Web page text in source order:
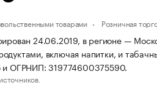
товарами Розничная
24.06.2019, в регионе —
включая напитки, и
и ОГРНИП: 319774600375590.